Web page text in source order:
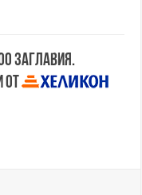
заглавия.
от